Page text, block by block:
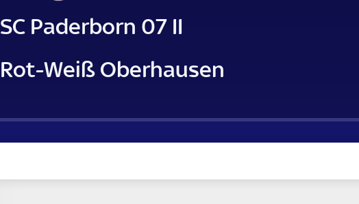
SC Paderborn 07 II
Rot-Weiß Oberhausen